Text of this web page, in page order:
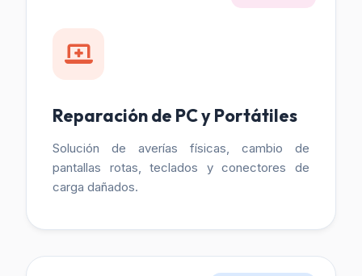
Reparación de PC y Portátiles
Solución de averías físicas, cambio de
pantallas rotas, teclados y conectores de
carga dañados.